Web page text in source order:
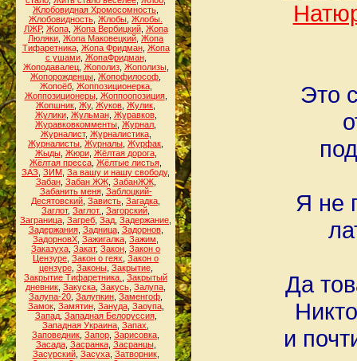
Жлобовидная Хромосомность
Жлобовидность Жлобы Жлобы.
ЛЖР, Жопа, Жопа Вербицкий, Жопа
Люляки Жопа Маковецкий Жопа
Тифаретника, Жопа Фридман, Жопа
с ушами, ЖопаФридман,
Жоподавалец, Жополиз, Жополизы,
Жопорожденцы Жопофилософ
Жопоёб, Жоппозиционерка,
Жоппозиционеры, Жоппоопозиция,
Жопшник Жу, Жуков Жулик
Жулики, Жульман, Журавков,
Журавковкомменты Журнал
Журналист, Журналистика,
Журналисты Журналы Журфак
Жыды, Жюри, Жёлтая дорога,
Жёлтая пресса Жёлтые листья
ЗАЗ ЗИМ За вашу и нашу свободу,
Забан, Забан ЖЖ, ЗабанЖЖ,
Забанить меня, Заблоцкий-
Десятовский Зависть Загадка
Заглот, Заглот. Загорский
Заграница Загреб Зад Задержание
Задержания, Задница, Задорнов,
ЗадорновХ Зажигалка Зажим
Заказуха Закат, Закон Закон о
Цензуре Закон о геях Закон о
цензуре, Законы, Закрытие,
Закрытие Тифаретника.
Закрытый
дневник Закуска Закусь Залупа
Залупа-20 Залупкин Заменгоф
Замок, Замятин, Зануда, Заоупа,
Запад, Западная Белоруссия,
Западная Украина Запах
Заповедник Запор Зарисовка
Засада, Засранка, Засранцы,
Засурский, Засуха, Затворник,
Это
Я не
Да
и